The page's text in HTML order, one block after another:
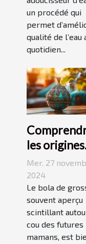
d'eau ?
un procédé qui
permet
qualité de l’eau
quotidien...
les origines
culturelles
bola de
grossesse
Mer. 27
2024
Le bola de
souvent aperçu
scintillant
cou des futures
mamans, est